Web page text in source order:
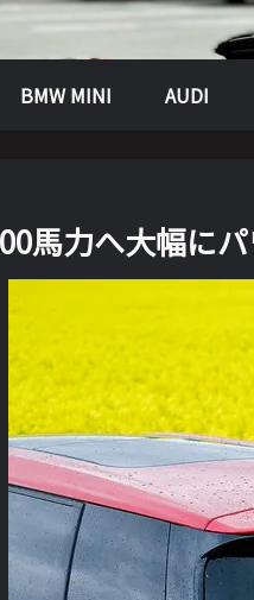
BMW MINI AUDI
馬力へ大幅にパ